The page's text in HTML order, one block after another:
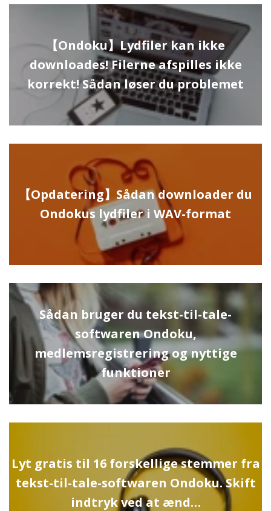
【Ondoku】Lydfiler kan ikke
downloades! Filerne afspilles ikke
korrekt! Sådan løser du problemet
【Opdatering】Sådan downloader du
Ondokus lydfiler i WAV-format
Sådan bruger du tekst-til-tale-
softwaren Ondoku,
medlemsregistrering og nyttige
funktioner
Lyt gratis til 16 forskellige stemmer fra
tekst-til-tale-softwaren Ondoku. Skift
indtryk ved at ænd…